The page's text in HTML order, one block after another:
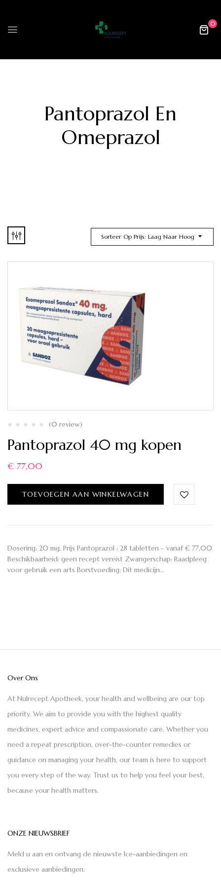
0
Pantoprazol En
Omeprazol
Sorteer Op Prijs: Laag Naar Hoog
(0 review)
Pantoprazol 40 mg kopen
€ 77,00
TOEVOEGEN AAN WINKELWAGEN
Dosering: 20 mg. Prijs Pantoprazol : 28 tabletten – vanaf € 77,00
Beschikbaarheid: geen recept vereist Zwangerschap: Raadpleeg
voor gebruik een arts Borstvoeding: Dit medicijn…
Over Ons
At Nulrecept Apotheek, your health and wellbeing are our top
priority. We aim to provide you with the highest quality
medicines, expert advice and compassionate care. Whether you
need a repeat prescription, over-the-counter remedies or
guidance on managing your health, our team is here to support
you every step of the way. Trust us to help you feel your best,
because your health matters.
ONZE NIEUWSBRIEF
Meld u aan en ontvang de nieuwste Ice-aanbiedingen en
exclusieve aanbiedingen.